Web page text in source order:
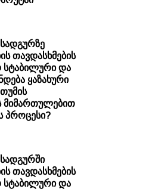
თავდასხმების
სტაბილური და
ყაზახური
მიმართულებით
პროცესი?
თავდასხმების
სტაბილური და